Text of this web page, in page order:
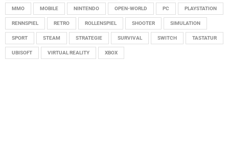
MMO MOBILE NINTENDO OPEN-WORLD PC PLAYSTATION
RENNSPIEL RETRO ROLLENSPIEL SHOOTER SIMULATION
SPORT STEAM STRATEGIE SURVIVAL SWITCH TASTATUR
UBISOFT VIRTUAL REALITY XBOX